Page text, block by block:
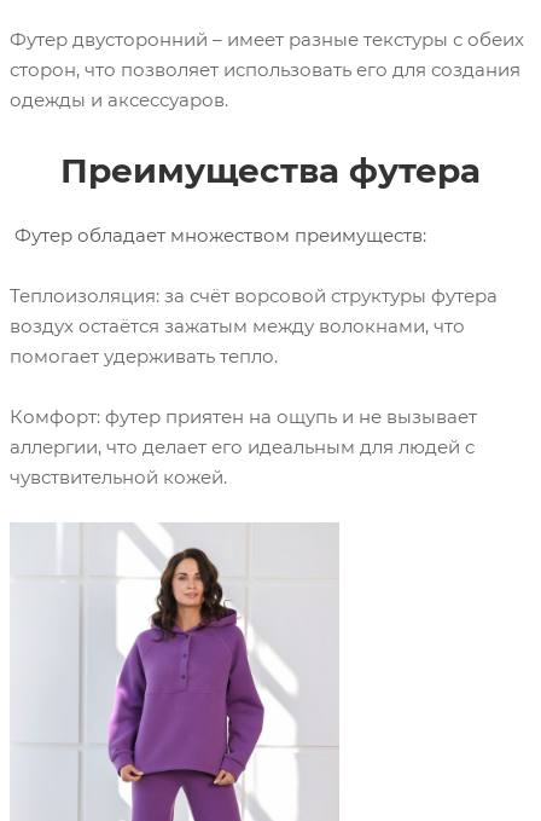
Футер двусторонний – имеет разные текстуры с обеих
сторон, что позволяет использовать его для создания
одежды и аксессуаров.
Преимущества футера
Футер обладает множеством преимуществ:
Теплоизоляция: за счёт ворсовой структуры футера
воздух остаётся зажатым между волокнами, что
помогает удерживать тепло.
Комфорт: футер приятен на ощупь и не вызывает
аллергии, что делает его идеальным для людей с
чувствительной кожей.